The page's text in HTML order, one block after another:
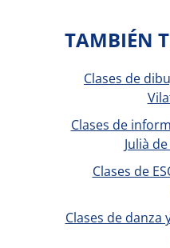
TAMBIÉN
Clases de
Clases de
Julià
Clases de
Clases de danza